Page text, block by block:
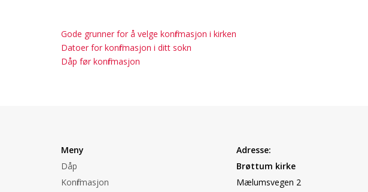
Gode grunner for å velge konfirmasjon i kirken
Datoer for konfirmasjon i ditt sokn
Dåp før konfirmasjon
Meny
Dåp
Konfirmasjon
Adresse:
Brøttum kirke
Mælumsvegen 2